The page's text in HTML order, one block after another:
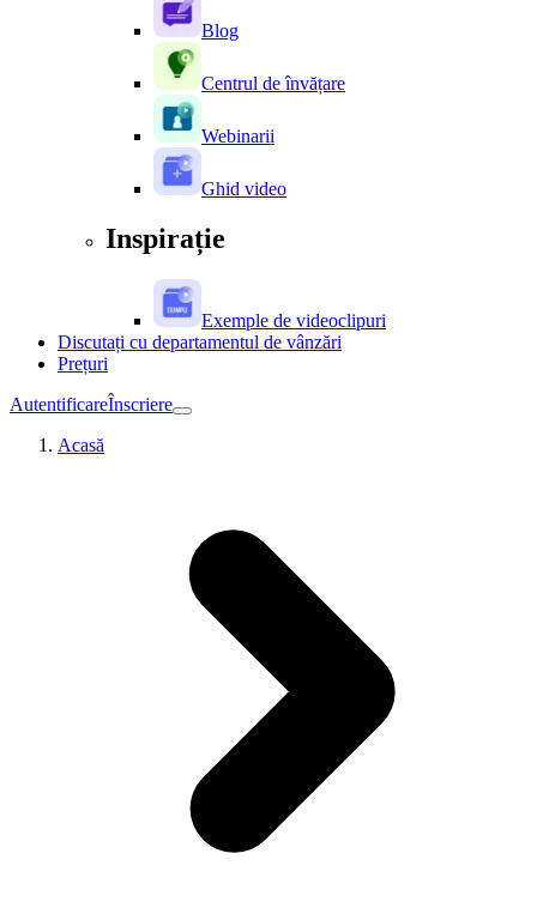
Blog
Centrul de învățare
Webinarii
Ghid video
Inspirație
Exemple de videoclipuri
Discutați cu departamentul de vânzări
Prețuri
AutentificareÎnscriere
Acasă